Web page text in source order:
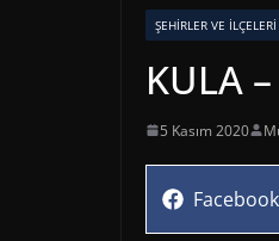
ŞEHIRLER VE İLÇELERI
KULA
5 Kasım 2020
Share
Facebook